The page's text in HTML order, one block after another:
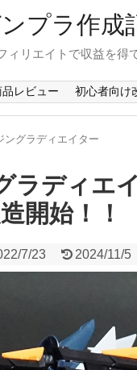
プラ作成
ィリエイトで収益を得
品レビュー 初心者向け
ングラディエイター
ラディエ
開始！！
7/23 2024/11/5